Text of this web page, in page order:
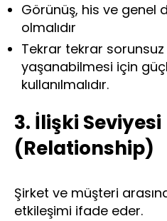
Görünüş, his ve genel
olmalıdır
Tekrar tekrar
yaşanabilmesi için
kullanılmalıdır.
3. İlişki Seviyesi
(Relationship)
Şirket ve müşteri
etkileşimi ifade eder.